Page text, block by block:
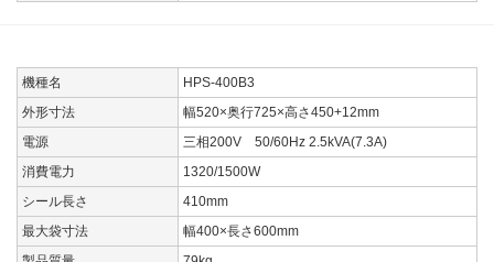
機種名
HPS-400B3
外形寸法
幅520×奥行725×高さ450+12mm
電源
三相200V 50/60Hz 2.5kVA(7.3A)
消費電力
1320/1500W
シール長さ
410mm
最大袋寸法
幅400×長さ600mm